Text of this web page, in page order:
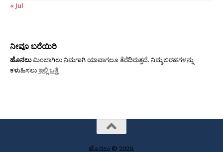
« Jul
ನೀವೂ ಬರೆಯಿರಿ
ಹೊನಲುಮಿಂಬಾಗಿಲು ನಿಮಗಾಗಿ ಯಾವಾಗಲೂ ತೆರೆದಿರುತ್ತದೆ. ನಿಮ್ಮ ಬರಹಗಳನ್ನು
ಕಳುಹಿಸಲುಇಲ್ಲಿ ಒತ್ತಿ.
ಹೊನಲು © 2026.